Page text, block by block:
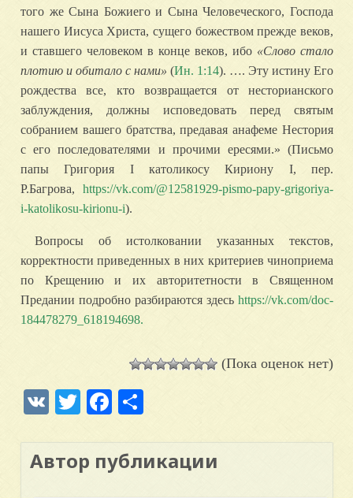
того же Сына Божиего и Сына Человеческого, Господа
нашего Иисуса Христа, сущего божеством прежде веков,
и ставшего человеком в конце веков, ибо «Слово стало
плотию и обитало с нами» (Ин. 1:14). …. Эту истину Его
рождества все, кто возвращается от несторианского
заблуждения, должны исповедовать перед святым
собранием вашего братства, предавая анафеме Нестория
с его последователями и прочими ересями.» (Письмо
папы Григория I католикосу Кириону I, пер.
Р.Багрова, https://vk.com/@12581929-pismo-papy-grigoriya-
i-katolikosu-kirionu-i).
Вопросы об истолковании указанных текстов,
корректности приведенных в них критериев чиноприема
по Крещению и их авторитетности в Священном
Предании подробно разбираются здесь https://vk.com/doc-
184478279_618194698.
(Пока оценок нет)
VK TwitterFacebook
Автор публикации